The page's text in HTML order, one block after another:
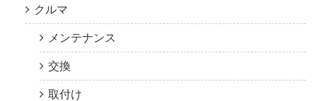
クルマ
メンテナンス
交換
取付け